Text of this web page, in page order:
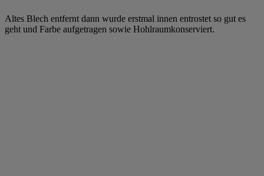
Altes Blech entfernt dann wurde erstmal innen entrostet so gut es
geht und Farbe aufgetragen sowie Hohlraumkonserviert.